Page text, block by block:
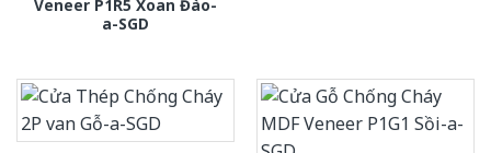
Veneer P1R5 Xoan Đào-
a-SGD